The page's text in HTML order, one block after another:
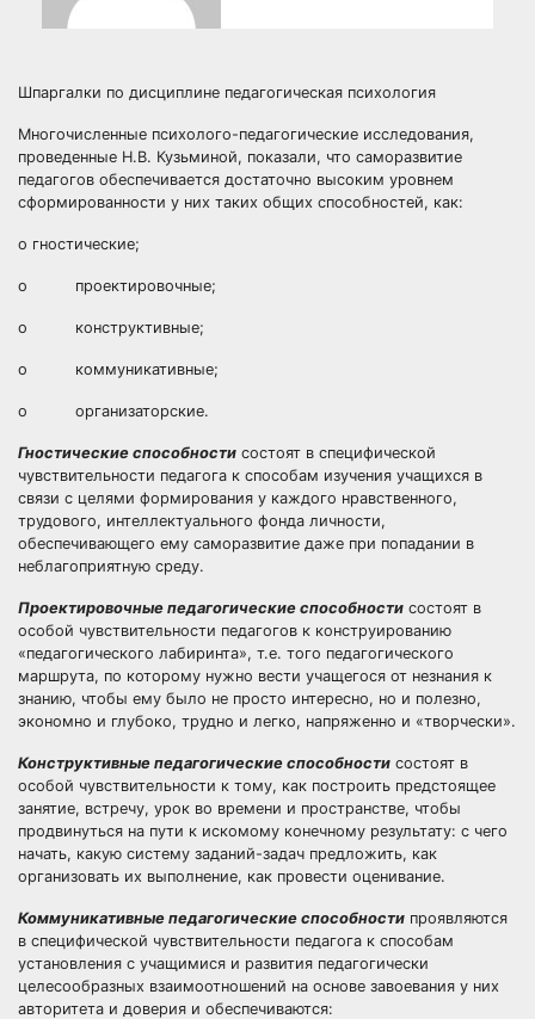
Шпаргалки по дисциплине педагогическая психология
Многочисленные психолого-педагогические исследования,
проведенные Н.В. Кузьминой, показали, что саморазвитие
педагогов обеспечивается достаточно высоким уровнем
сформированности у них таких общих способностей, как:
o гностические;
o проектировочные;
o конструктивные;
o коммуникативные;
o организаторские.
Гностические способности состоят в специфической
чувствительности педагога к способам изучения учащихся в
связи с целями формирования у каждого нравственного,
трудового, интеллектуального фонда личности,
обеспечивающего ему саморазвитие даже при попадании в
неблагоприятную среду.
Проектировочные педагогические способности состоят в
особой чувствительности педагогов к конструированию
«педагогического лабиринта», т.е. того педагогического
маршрута, по которому нужно вести учащегося от незнания к
знанию, чтобы ему было не просто интересно, но и полезно,
экономно и глубоко, трудно и легко, напряженно и «творчески».
Конструктивные педагогические способности состоят в
особой чувствительности к тому, как построить предстоящее
занятие, встречу, урок во времени и пространстве, чтобы
продвинуться на пути к искомому конечному результату: с чего
начать, какую систему заданий-задач предложить, как
организовать их выполнение, как провести оценивание.
Коммуникативные педагогические способности проявляются
в специфической чувствительности педагога к способам
установления с учащимися и развития педагогически
целесообразных взаимоотношений на основе завоевания у них
авторитета и доверия и обеспечиваются: